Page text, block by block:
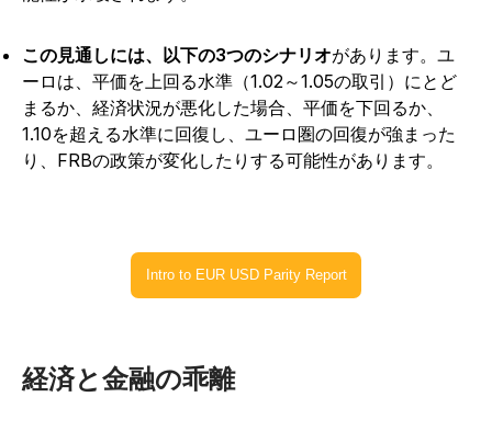
この見通しには、以下の3つのシナリオがあります。ユ
ーロは、平価を上回る水準（1.02～1.05の取引）にとど
まるか、経済状況が悪化した場合、平価を下回るか、
1.10を超える水準に回復し、ユーロ圏の回復が強まった
り、FRBの政策が変化したりする可能性があります。
Intro to EUR USD Parity Report
経済と金融の乖離